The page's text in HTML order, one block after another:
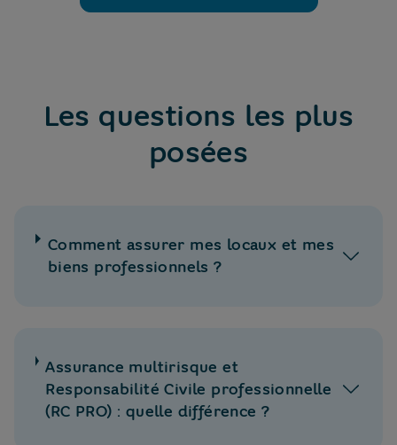
Les questions les plus
posées
Comment assurer mes locaux et mes
biens professionnels ?
Assurance multirisque et
Responsabilité Civile professionnelle
(RC PRO) : quelle différence ?